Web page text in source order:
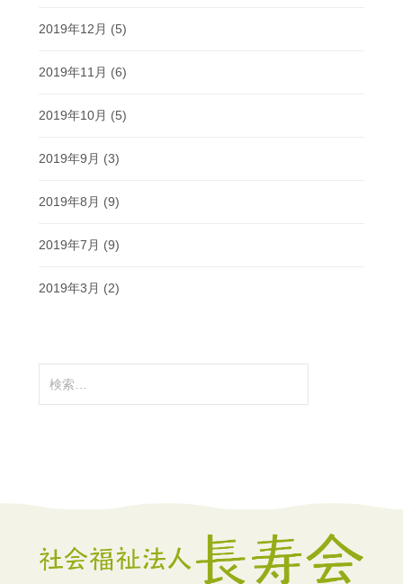
2019年12月 (5)
2019年11月 (6)
2019年10月 (5)
2019年9月 (3)
2019年8月 (9)
2019年7月 (9)
2019年3月 (2)
索: